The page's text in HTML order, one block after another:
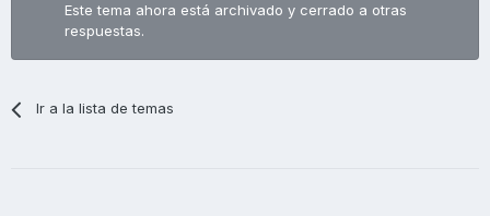
Este tema ahora está archivado y cerrado a otras
respuestas.
Ir a la lista de temas